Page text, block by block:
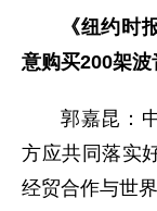
《纽约时
意购买200架波
郭嘉昆：
方应共同落实
经贸合作与世